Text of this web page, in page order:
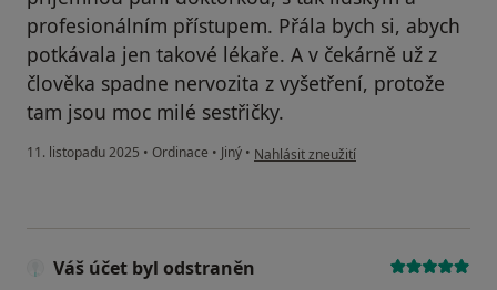
profesionálním přístupem. Přála bych si, abych
potkávala jen takové lékaře. A v čekárně už z
člověka spadne nervozita z vyšetření, protože
tam jsou moc milé sestřičky.
11. listopadu 2025 • Ordinace • Jiný • podle názoru uživatele Jitka M.
Nahlásit zneužití
Váš účet byl odstraněn